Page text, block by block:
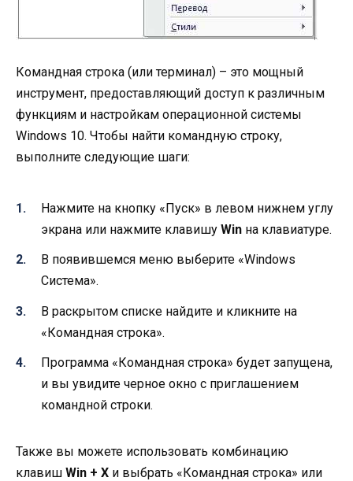
Командная строка (или терминал) – это мощный
инструмент, предоставляющий доступ к различным
функциям и настройкам операционной системы
Windows 10. Чтобы найти командную строку,
выполните следующие шаги:
Нажмите на кнопку «Пуск» в левом нижнем углу
экрана или нажмите клавишу Win на клавиатуре.
В появившемся меню выберите «Windows
Система».
В раскрытом списке найдите и кликните на
«Командная строка».
Программа «Командная строка» будет запущена,
и вы увидите черное окно с приглашением
командной строки.
Также вы можете использовать комбинацию
клавиш Win + X и выбрать «Командная строка» или